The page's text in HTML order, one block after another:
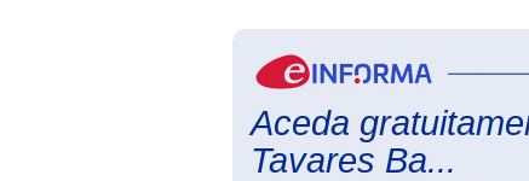
Aceda
Tavares Ba...